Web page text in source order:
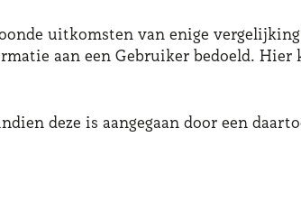
uitkomsten van enige
aan een Gebruiker bedoeld. Hier
deze is aangegaan door een